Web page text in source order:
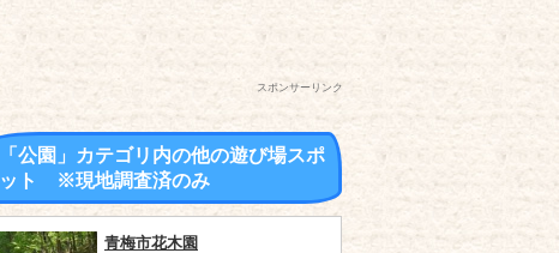
スポンサーリンク
「公園」カテゴリ内の他の遊び場スポ
ット ※現地調査済のみ
青梅市花木園